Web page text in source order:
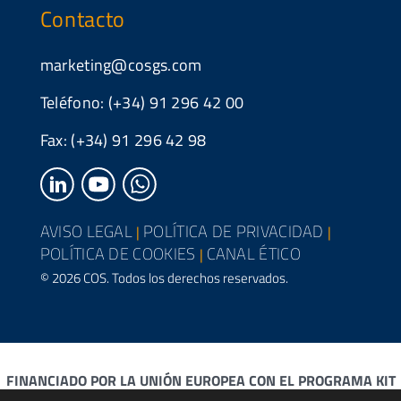
Contacto
marketing@cosgs.com
Teléfono: (+34) 91 296 42 00
Fax: (+34) 91 296 42 98
AVISO LEGAL | POLÍTICA DE PRIVACIDAD |
POLÍTICA DE COOKIES | CANAL ÉTICO
© 2026 COS. Todos los derechos reservados.
FINANCIADO POR LA UNIÓN EUROPEA CON EL PROGRAMA KIT